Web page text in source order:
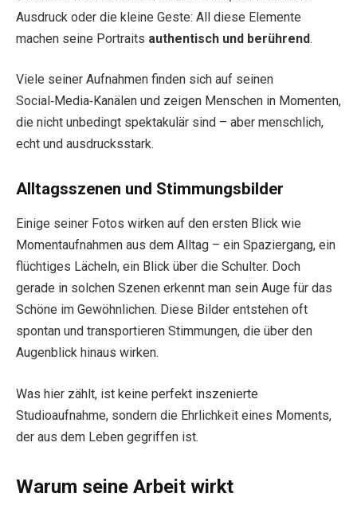
Ausdruck oder die kleine Geste: All diese Elemente
machen seine Portraits authentisch und berührend.
Viele seiner Aufnahmen finden sich auf seinen
Social‑Media‑Kanälen und zeigen Menschen in Momenten,
die nicht unbedingt spektakulär sind – aber menschlich,
echt und ausdrucksstark.
Alltagsszenen und Stimmungsbilder
Einige seiner Fotos wirken auf den ersten Blick wie
Momentaufnahmen aus dem Alltag – ein Spaziergang, ein
flüchtiges Lächeln, ein Blick über die Schulter. Doch
gerade in solchen Szenen erkennt man sein Auge für das
Schöne im Gewöhnlichen. Diese Bilder entstehen oft
spontan und transportieren Stimmungen, die über den
Augenblick hinaus wirken.
Was hier zählt, ist keine perfekt inszenierte
Studioaufnahme, sondern die Ehrlichkeit eines Moments,
der aus dem Leben gegriffen ist.
Warum seine Arbeit wirkt